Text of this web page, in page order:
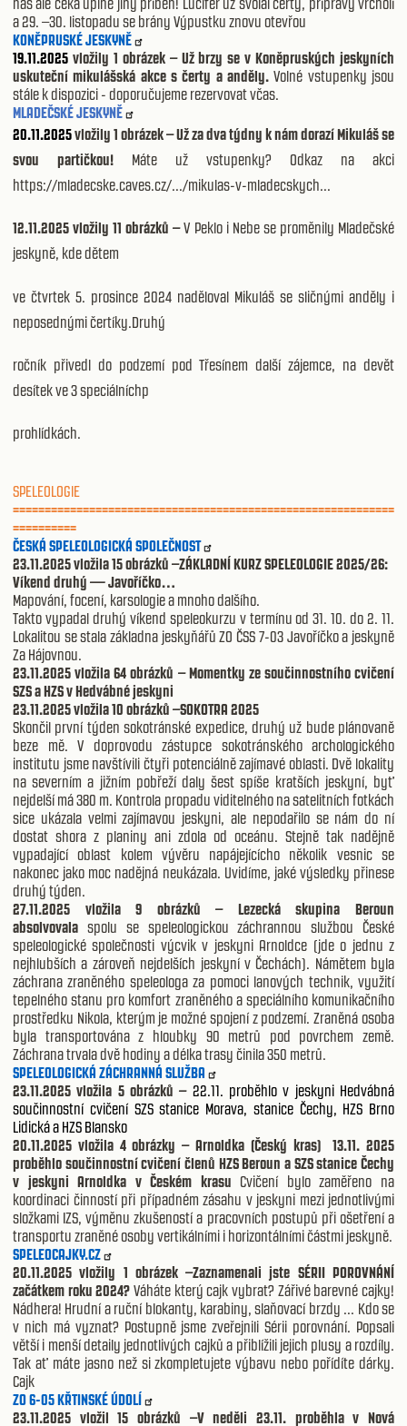
nás ale čeká úplně jiný příběh! Lucifer už svolal čerty, přípravy vrcholí
a 29. –30. listopadu se brány Výpustku znovu otevřou
KONĚPRUSKÉ JESKYNĚ
19.11.2025 vložily 1 obrázek – Už brzy se v Koněpruských jeskyních
uskuteční mikulášská akce s čerty a anděly.Volné vstupenky jsou
stále k dispozici - doporučujeme rezervovat včas.
MLADEČSKÉ JESKYNĚ
20.11.2025vložily 1 obrázek – Už za dva týdny k nám dorazí Mikuláš se
svou partičkou! Máte už vstupenky? Odkaz na akci
https://mladecske.caves.cz/.../mikulas-v-mladecskych...
12.11.2025 vložily 11 obrázků –V Peklo i Nebe se proměnily Mladečské
jeskyně, kde dětem
ve čtvrtek 5. prosince 2024 naděloval Mikuláš se sličnými anděly i
neposednými čertíky.Druhý
ročník přivedl do podzemí pod Třesínem další zájemce, na devět
desítek ve 3 speciálníchp
prohlídkách.
SPELEOLOGIE
============================================================
==========
ČESKÁ SPELEOLOGICKÁ SPOLEČNOST
23.11.2025 vložila 15 obrázků –ZÁKLADNÍ KURZ SPELEOLOGIE 2025/26:
Víkend druhý — Javoříčko…
Mapování, focení, karsologie a mnoho dalšího.
Takto vypadal druhý víkend speleokurzu v termínu od 31. 10. do 2. 11.
Lokalitou se stala základna jeskyňářů ZO ČSS 7-03 Javoříčko a jeskyně
Za Hájovnou.
23.11.2025 vložila 64 obrázků – Momentky ze součinnostního cvičení
SZS a HZS v Hedvábné jeskyni
23.11.2025 vložila 10 obrázků –SOKOTRA 2025
Skončil první týden sokotránské expedice, druhý už bude plánovaně
beze mě. V doprovodu zástupce sokotránského archologického
institutu jsme navštívili čtyři potenciálně zajímavé oblasti. Dvě lokality
na severním a jižním pobřeží daly šest spíše kratších jeskyní, byť
nejdelší má 380 m. Kontrola propadu viditelného na satelitních fotkách
sice ukázala velmi zajímavou jeskyni, ale nepodařilo se nám do ní
dostat shora z planiny ani zdola od oceánu. Stejně tak nadějně
vypadající oblast kolem vývěru napájejícícho několik vesnic se
nakonec jako moc nadějná neukázala. Uvidíme, jaké výsledky přinese
druhý týden.
27.11.2025 vložila 9 obrázků – Lezecká skupina Beroun
absolvovala spolu se speleologickou záchrannou službou České
speleologické společnosti výcvik v jeskyni Arnoldce (jde o jednu z
nejhlubších a zároveň nejdelších jeskyní v Čechách). Námětem byla
záchrana zraněného speleologa za pomoci lanových technik, využití
tepelného stanu pro komfort zraněného a speciálního komunikačního
prostředku Nikola, kterým je možné spojení z podzemí. Zraněná osoba
byla transportována z hloubky 90 metrů pod povrchem země.
Záchrana trvala dvě hodiny a délka trasy činila 350 metrů.
SPELEOLOGICKÁ ZÁCHRANNÁ SLUŽBA
23.11.2025 vložila 5 obrázků – 22.11. proběhlo v jeskyni Hedvábná
součinnostní cvičení SZS stanice Morava, stanice Čechy, HZS Brno
Lidická a HZS Blansko
20.11.2025 vložila 4 obrázky – Arnoldka (Český kras) 13.11. 2025
proběhlo součinnostní cvičení členů HZS Beroun a SZS stanice Čechy
v jeskyni Arnoldka v Českém krasuCvičení bylo zaměřeno na
koordinaci činností při případném zásahu v jeskyni mezi jednotlivými
složkami IZS, výměnu zkušeností a pracovních postupů při ošetření a
transportu zraněné osoby vertikálními i horizontálními částmi jeskyně.
SPELEOCAJKY.CZ
20.11.2025 vložily 1 obrázek –Zaznamenali jste SÉRII POROVNÁNÍ
začátkem roku 2024? Váháte který cajk vybrat? Zářivé barevné cajky!
Nádhera! Hrudní a ruční blokanty, karabiny, slaňovací brzdy ... Kdo se
v nich má vyznat? Postupně jsme zveřejnili Sérii porovnání. Popsali
větší i menší detaily jednotlivých cajků a přiblížili jejich plusy a rozdíly.
Tak ať máte jasno než si zkompletujete výbavu nebo pořídíte dárky.
Cajk
ZO 6-05 KŘTINSKÉ ÚDOLÍ
23.11.2025 vložil 15 obrázků –V neděli 23.11. proběhla v Nová